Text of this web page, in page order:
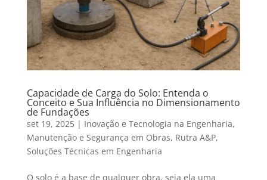
Capacidade de Carga do Solo: Entenda o
Conceito e Sua Influência no Dimensionamento
de Fundações
set 19, 2025| Inovação e Tecnologia na Engenharia,
Manutenção e Segurança em Obras, Rutra A&P,
Soluções Técnicas em Engenharia
O solo é a base de qualquer obra, seja ela uma